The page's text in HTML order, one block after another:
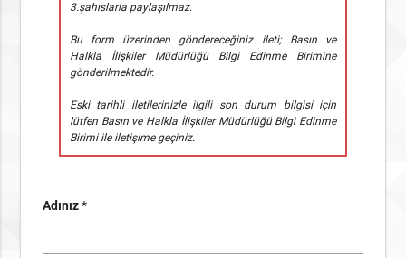
3.şahıslarla paylaşılmaz.
Bu form üzerinden göndereceğiniz ileti; Basın ve
Halkla İlişkiler Müdürlüğü Bilgi Edinme Birimine
gönderilmektedir.
Eski tarihli iletilerinizle ilgili son durum bilgisi için
lütfen Basın ve Halkla İlişkiler Müdürlüğü Bilgi Edinme
Birimi ile iletişime geçiniz.
Adınız*